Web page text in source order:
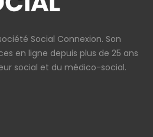
Social Connexion. Son
en ligne depuis plus de 25 ans
social et du médico-social.